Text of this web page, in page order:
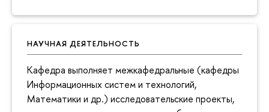
НАУЧНАЯ ДЕЯТЕЛЬНОСТЬ
Кафедра выполняет межкафедральные (кафедры
Информационных систем и технологий,
Математики и др.) исследовательские проекты,